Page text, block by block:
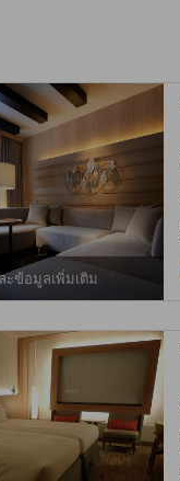
ข้อมูลเพิ่มเติม